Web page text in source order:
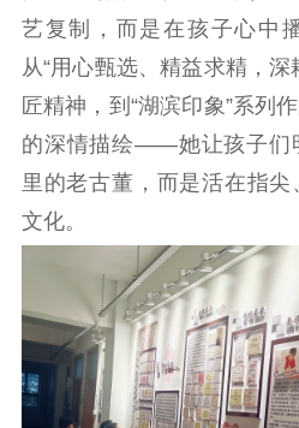
精神
文明创建 文明实
先进典
社会
思想政治教育
红色资源
新闻出
精品出版 全民阅
艺复制，而是在孩子心中
从“用心甄选、精益求精，
匠精神，到“湖滨印象”系列
的深情描绘——她让孩子们
里的老古董，而是活在指
文化。